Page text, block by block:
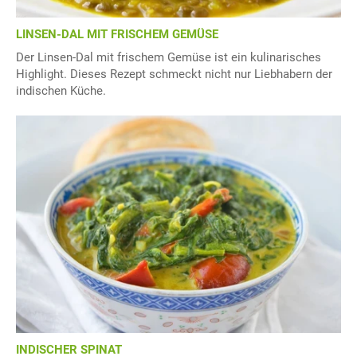
LINSEN-DAL MIT FRISCHEM GEMÜSE
Der Linsen-Dal mit frischem Gemüse ist ein kulinarisches
Highlight. Dieses Rezept schmeckt nicht nur Liebhabern der
indischen Küche.
INDISCHER SPINAT